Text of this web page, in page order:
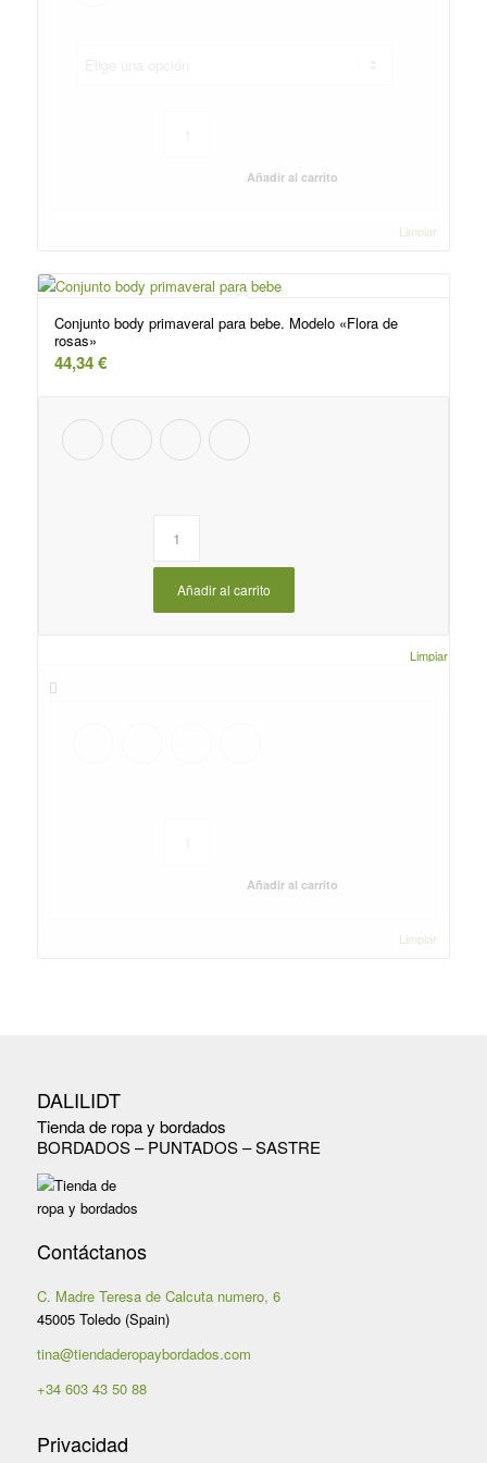
Limpiar
Añadir al carrito
Conjunto body primaveral para bebe. Modelo «Flora de
rosas»
44,34€
Limpiar
Añadir al carrito
Limpiar
Añadir al carrito
DALILIDT
Tienda de ropa y bordados
BORDADOS – PUNTADOS – SASTRE
Contáctanos
C. Madre Teresa de Calcuta numero, 6
45005 Toledo (Spain)
tina@tiendaderopaybordados.com
+34 603 43 50 88
Privacidad